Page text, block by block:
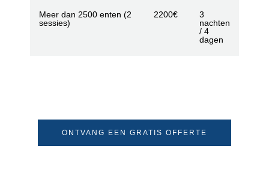
Meer dan 2500 enten (2
sessies)
2200€
3
nachten
/ 4
dagen
ONTVANG EEN GRATIS OFFERTE